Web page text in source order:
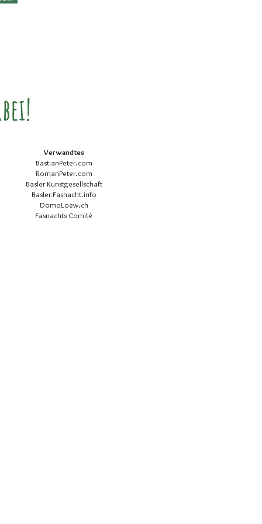
Verwandtes
BastianPeter.com
RomanPeter.com
Basler Kunstgesellschaft
Basler-Fasnacht.info
DomoLoew.ch
Fasnachts Comité